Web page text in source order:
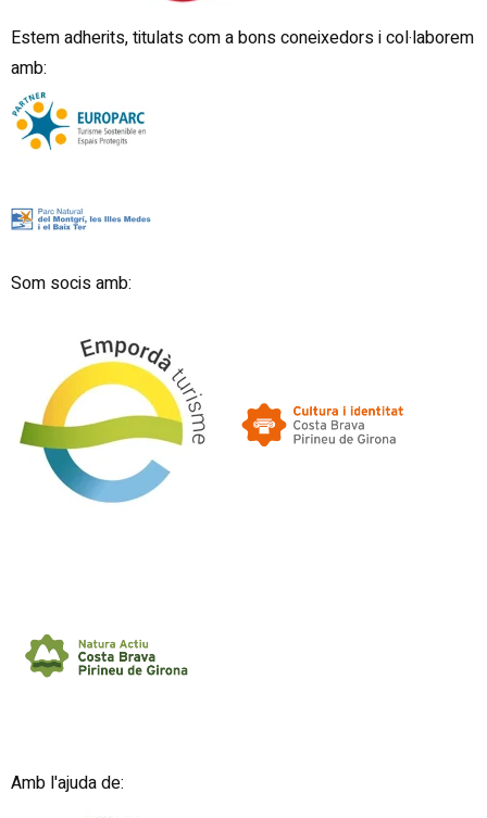
Estem adherits, titulats com a bons coneixedors i col·laborem
amb:
Som socis amb:
Amb l'ajuda de: